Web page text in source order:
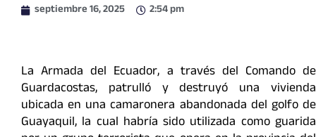
septiembre 16, 2025 2:54 pm
La Armada del Ecuador, a través del Comando de
Guardacostas, patrulló y destruyó una vivienda
ubicada en una camaronera abandonada del golfo de
Guayaquil, la cual habría sido utilizada como guarida